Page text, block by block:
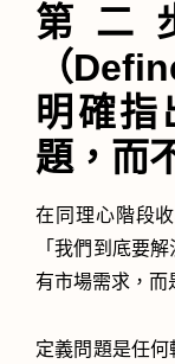
第二
（
明確指
題，而
在同理心階段
「我們到底要
有市場需求，而
定義問題是任